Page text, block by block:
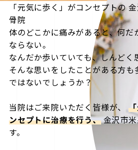
「元気に歩く」がコンセプトの金
骨院
体のどこかに痛みがあると、何だ
ならない。
なんだか歩いていても、しんどく
そんな思いをしたことがある方も
ではないでしょうか？
当院はご来院いただく皆様が、
ンセプトに治療を行う、金沢市米
す。